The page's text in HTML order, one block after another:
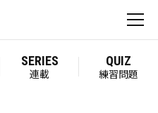
SERIES
連載
QUIZ
練習問題